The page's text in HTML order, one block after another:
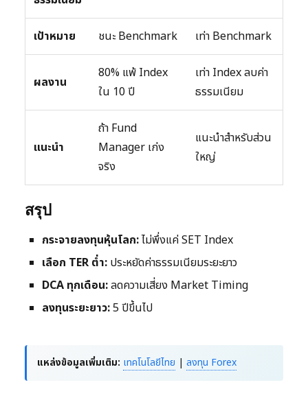
เป้าหมาย ชนะ Benchmark เท่า Benchmark
ผลงาน
80% แพ้ Index
ใน 10 ปี
เท่า Index ลบค่า
ธรรมเนียม
แนะนำ
ถ้า Fund
Manager เก่ง
จริง
แนะนำสำหรับส่วน
ใหญ่
สรุป
กระจายลงทุนหุ้นโลก:ไม่พึ่งแค่ SET Index
เลือก TER ต่ำ: ประหยัดค่าธรรมเนียมระยะยาว
DCA ทุกเดือน:ลดความเสี่ยง Market Timing
ลงทุนระยะยาว:5 ปีขึ้นไป
แหล่งข้อมูลเพิ่มเติม: เทคโนโลยีไทย | ลงทุน Forex